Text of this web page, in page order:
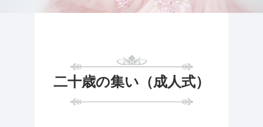
二十歳の集い（成人式）